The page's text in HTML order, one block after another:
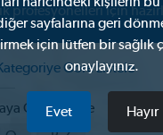
profesyonelleri için
Göre Listele
Göre Listele
sayfalarına geri
için lütfen bir sağlık
onaylayınız.
Evet Hayır